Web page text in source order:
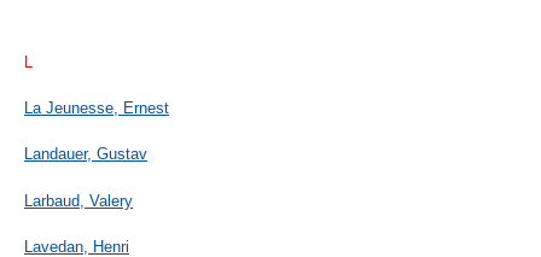
L
La Jeunesse, Ernest
Landauer, Gustav
Larbaud, Valery
Lavedan, Henri